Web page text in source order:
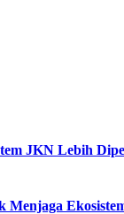
JKN Lebih
Menjaga